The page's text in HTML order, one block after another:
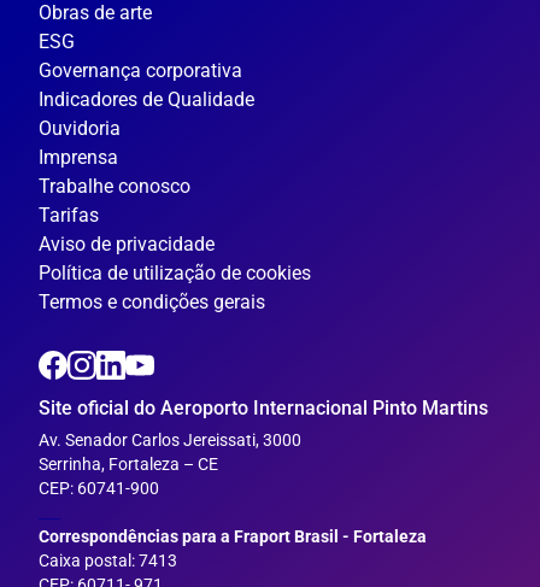
Obras de arte
ESG
Governança corporativa
Indicadores de Qualidade
Ouvidoria
Imprensa
Trabalhe conosco
Tarifas
Aviso de privacidade
Política de utilização de cookies
Termos e condições gerais
Site oficial do Aeroporto Internacional Pinto Martins
Av. Senador Carlos Jereissati, 3000
Serrinha, Fortaleza – CE
CEP: 60741-900
Correspondências para a Fraport Brasil - Fortaleza
Caixa postal: 7413